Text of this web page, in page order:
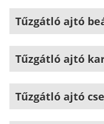
Tűzgátló ajtó
Tűzgátló ajtó
Tűzgátló ajtó